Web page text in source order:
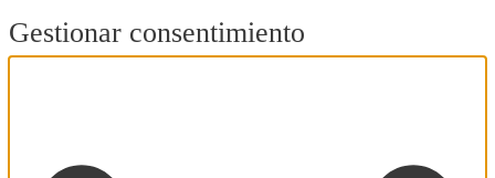
Gestionar consentimiento